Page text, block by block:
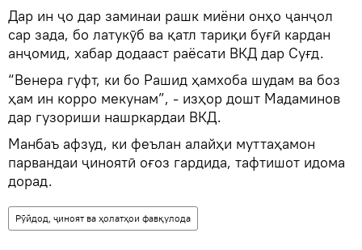
Дар ин ҷо дар заминаи рашк миёни онҳо ҷанҷол
сар зада, бо латукӯб ва қатл тариқи буғӣ кардан
анҷомид, хабар додааст раёсати ВКД дар Суғд.
“Венера гуфт, ки бо Рашид ҳамхоба шудам ва боз
ҳам ин корро мекунам”, - изҳор дошт Мадаминов
дар гузориши нашркардаи ВКД.
Манбаъ афзуд, ки феълан алайҳи муттаҳамон
парвандаи ҷиноятӣ оғоз гардида, тафтишот идома
дорад.
Рӯйдод, ҷиноят ва ҳолатҳои фавқулода